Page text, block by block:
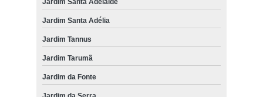
Jardim Santa Adélia
Jardim Tannus
Jardim Tarumã
Jardim da Fonte